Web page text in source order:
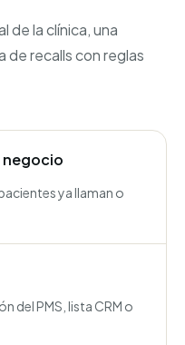
de la clínica, una
de recalls con reglas
negocio
ya llaman o
del PMS, lista CRM o